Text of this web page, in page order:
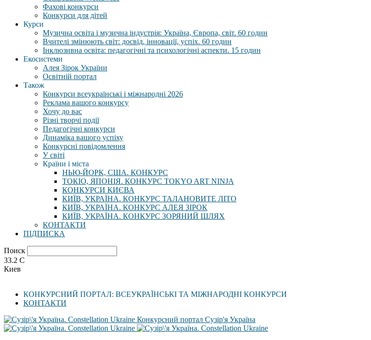
Фахові конкурси
Конкурси для дітей
Курси
Музична освіта і музична індустрія: Україна, Європа, світ. 60 годин
Вчителі змінюють світ: досвід, інновації, успіх. 60 годин
Інклюзивна освіта: педагогічні та психологічні аспекти. 15 годин
Екосистеми
Алея Зірок України
Освітній портал
Також
Конкурси всеукраїнські і міжнародні 2026
Реклама вашого конкурсу
Хочу до вас
Різні творчі події
Педагогічні конкурси
Динаміка вашого успіху
Конкурсні повідомлення
У світі
Країни і міста
НЬЮ-ЙОРК, США. КОНКУРС
ТОКІО, ЯПОНІЯ. КОНКУРС TOKYO ART NINJA
КОНКУРСИ КИЄВА
КИЇВ, УКРАЇНА. КОНКУРС ТАЛАНОВИТЕ ЛІТО
КИЇВ, УКРАЇНА. КОНКУРС АЛЕЯ ЗІРОК
КИЇВ, УКРАЇНА. КОНКУРС ЗОРЯНИЙ ШЛЯХ
КОНТАКТИ
ПІДПИСКА
Поиск
33.2 C
Киев
КОНКУРСНИЙ ПОРТАЛ: ВСЕУКРАЇНСЬКІ ТА МІЖНАРОДНІ КОНКУРСИ
КОНТАКТИ
Конкурсний портал Сузір'я Україна